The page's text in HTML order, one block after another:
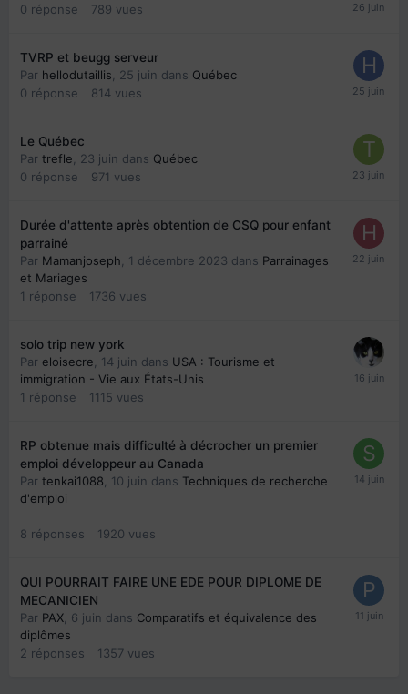
0 réponse 789 vues
TVRP et beugg serveur
Par hellodutaillis 25 juin dans Québec
0 réponse 814 vues
Le Québec
Par trefle 23 juin dans Québec
0 réponse 971 vues
Durée d'attente après obtention de CSQ pour enfant
parrainé
Par Mamanjoseph 1 décembre 2023 dans Parrainages
et Mariages
1 réponse 1736 vues
solo trip new york
Par eloisecre 14 juin dans USA : Tourisme et
immigration - Vie aux États-Unis
1 réponse 1115 vues
RP obtenue mais difficulté à décrocher un premier
emploi développeur au Canada
Par tenkai1088 10 juin dans Techniques de recherche
d'emploi
8 réponses 1920 vues
QUI POURRAIT FAIRE UNE EDE POUR DIPLOME DE
MECANICIEN
Par PAX 6 juin dans Comparatifs et équivalence des
diplômes
2 réponses 1357 vues